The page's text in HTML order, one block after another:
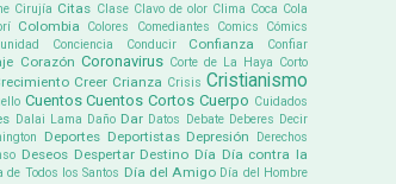
Cirujía Citas Clase Clavo de olor Clima Coca Cola
Colombia Colores Comediantes Comics Cómics
Conciencia Conducir Confianza Confiar
Corazón Coronavirus Corte de La Haya Corto
Creer Crianza Crisis Cristianismo
Cuentos Cuentos Cortos Cuerpo Cuidados
Dalai Lama Daño Dar Datos Debate Deberes Decir
Deportes Deportistas Depresión
Derechos
Deseos Despertar Destino Día Día contra la
de Todos los Santos Día del Amigo Día del Hombre